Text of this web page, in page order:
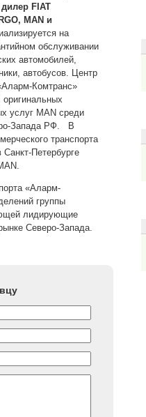
FIAT
MAN и
на
обслуживании
автомобилей,
автобусов. Центр
Комтранс»
услуг MAN среди
Запада РФ. В
транспорта
Петербурге
«Аларм-
группы
лидирующие
Северо-Запада.